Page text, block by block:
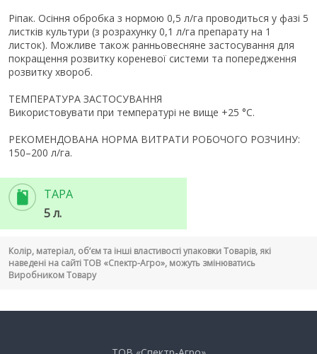
Ріпак. Осіння обробка з нормою 0,5 л/га проводиться у фазі 5
листків культури (з розрахунку 0,1 л/га препарату на 1
листок). Можливе також ранньовесняне застосування для
покращення розвитку кореневої системи та попередження
розвитку хвороб.
ТЕМПЕРАТУРА ЗАСТОСУВАННЯ
Використовувати при температурі не вище +25 °С.
РЕКОМЕНДОВАНА НОРМА ВИТРАТИ РОБОЧОГО РОЗЧИНУ:
150–200 л/га.
ТАРА
5 л.
Колір, матеріал, об’єм та інші властивості упаковки Товарів, які
наведені на сайті ТОВ «Спектр-Агро», можуть змінюватись
Виробником Товару